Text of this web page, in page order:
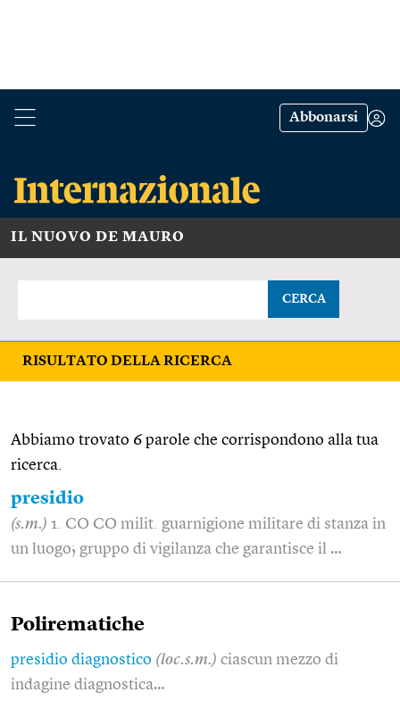
Abbonarsi
IL NUOVO DE MAURO
CERCA
RISULTATO DELLA RICERCA
Abbiamo trovato 6 parole che corrispondono alla tua
ricerca.
presidio
(s.m.) 1. CO CO milit. guarnigione militare di stanza in
un luogo; gruppo di vigilanza che garantisce il …
Polirematiche
presidio diagnostico (loc.s.m.) ciascun mezzo di
indagine diagnostica…